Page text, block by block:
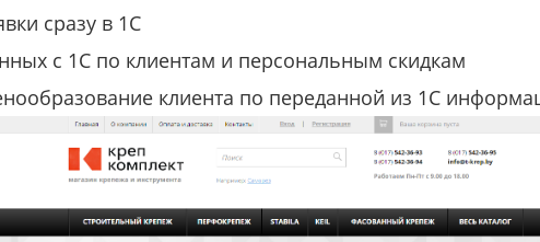
сразу в 1С
с 1С по клиентам и персональным скидкам
клиента по переданной из 1С